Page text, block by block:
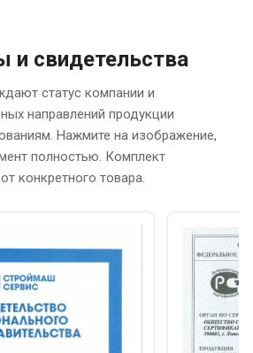
и свидетельства
статус компании и
направлений продукции
Нажмите на изображение,
полностью. Комплект
конкретного товара.